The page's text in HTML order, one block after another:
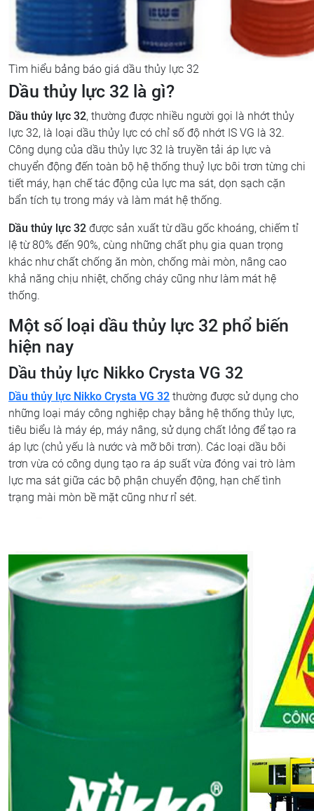
Tìm hiểu bảng báo giá dầu thủy lực 32
Dầu thủy lực 32 là gì?
Dầu thủy lực 32, thường được nhiều người gọi là nhớt thủy
lực 32, là loại dầu thủy lực có chỉ số độ nhớt IS VG là 32.
Công dụng của dầu thủy lực 32 là truyền tải áp lực và
chuyển động đến toàn bộ hệ thống thuỷ lực bôi trơn từng chi
tiết máy, hạn chế tác động của lực ma sát, dọn sạch cặn
bẩn tích tụ trong máy và làm mát hệ thống.
Dầu thủy lực 32 được sản xuất từ dầu gốc khoáng, chiếm tỉ
lệ từ 80% đến 90%, cùng những chất phụ gia quan trọng
khác như chất chống ăn mòn, chống mài mòn, nâng cao
khả năng chịu nhiệt, chống cháy cũng như làm mát hệ
thống.
Một số loại dầu thủy lực 32 phổ biến
hiện nay
Dầu thủy lực Nikko Crysta VG 32
Dầu thủy lực Nikko Crysta VG 32 thường được sử dụng cho
những loại máy công nghiệp chạy bằng hệ thống thủy lực,
tiêu biểu là máy ép, máy nâng, sử dụng chất lỏng để tạo ra
áp lực (chủ yếu là nước và mỡ bôi trơn). Các loại dầu bôi
trơn vừa có công dụng tạo ra áp suất vừa đóng vai trò làm
lực ma sát giữa các bộ phận chuyển động, hạn chế tình
trạng mài mòn bề mặt cũng như rỉ sét.